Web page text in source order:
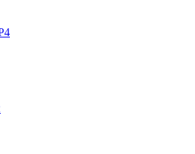
4